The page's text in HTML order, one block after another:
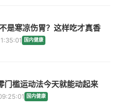
是寒凉伤胃？这样吃才真香
国内健康
门槛运动法今天就能动起来
国内健康